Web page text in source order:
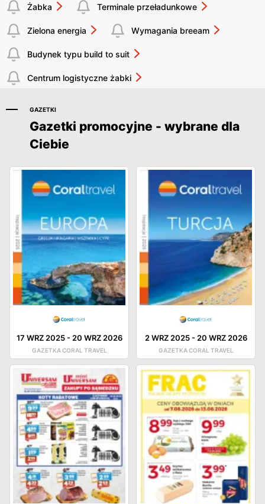
Żabka Terminale przeładunkowe
Zielona energia Wymagania breeam
Budynek typu build to suit
Centrum logistyczne żabki
GAZETKI
Gazetki promocyjne - wybrane dla
Ciebie
17 WRZ 2025- 20 WRZ 2026
GAZETKA CORAL TRAVEL
2 WRZ 2025- 20 WRZ 2026
GAZETKA CORAL TRAVEL